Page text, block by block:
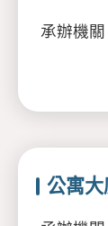
承辦機
公寓